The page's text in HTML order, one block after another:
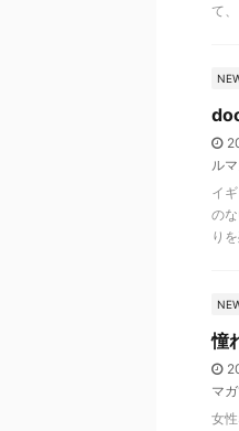
て
ル
イ
の
り
憧
マ
女